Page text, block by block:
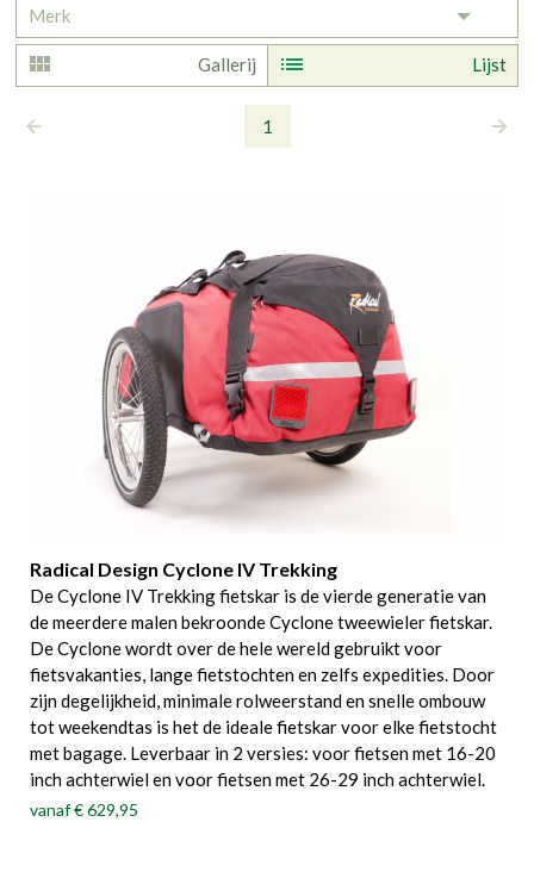
Merk
Toggle
Gallerij
Lijst
1
Radical Design Cyclone IV Trekking
De Cyclone IV Trekking fietskar is de vierde generatie van
de meerdere malen bekroonde Cyclone tweewieler fietskar.
De Cyclone wordt over de hele wereld gebruikt voor
fietsvakanties, lange fietstochten en zelfs expedities. Door
zijn degelijkheid, minimale rolweerstand en snelle ombouw
tot weekendtas is het de ideale fietskar voor elke fietstocht
met bagage. Leverbaar in 2 versies: voor fietsen met 16-20
inch achterwiel en voor fietsen met 26-29 inch achterwiel.
vanaf€ 629,95